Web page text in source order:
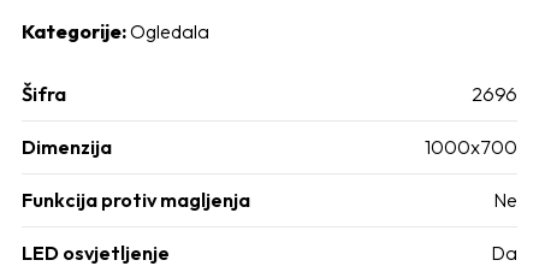
Kategorije:Ogledala
Šifra 2696
Dimenzija 1000x700
Funkcija protiv magljenja Ne
LED osvjetljenje Da